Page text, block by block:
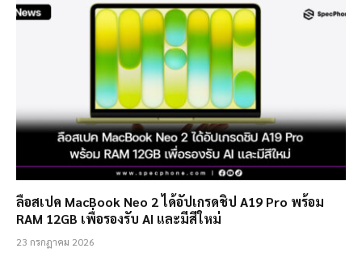
ลือสเปค MacBook Neo 2 ได้อัปเกรดชิป A19 Pro พร้อม
RAM 12GB เพื่อรองรับ AI และมีสีใหม่
23 กรกฎาคม 2026